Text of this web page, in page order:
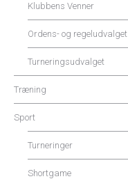
Klubbens Venner
Ordens- og regeludvalget
Turneringsudvalget
Træning
Sport
Turneringer
Shortgame